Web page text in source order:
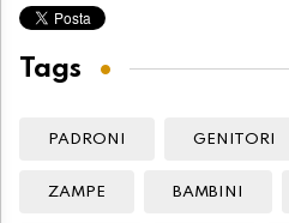
Tags
PADRONI GENITORI
ZAMPE BAMBINI